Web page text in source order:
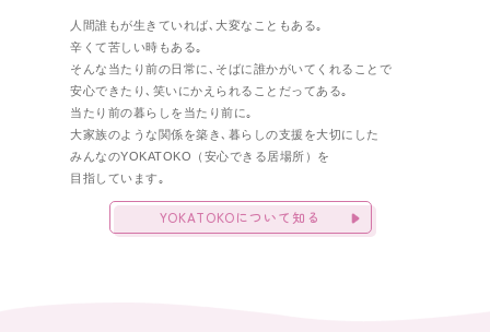
人間誰もが生きていれば､大変なこともある｡
辛くて苦しい時もある｡
そんな当たり前の日常に､そばに誰かがいてくれることで
安心できたり､笑いにかえられることだってある｡
当たり前の暮らしを当たり前に｡
大家族のような関係を築き､暮らしの支援を大切にした
みんなのYOKATOKO（安心できる居場所）を
目指しています｡
YOKATOKOについて知る